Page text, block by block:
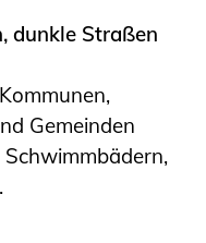
dunkle Straßen
Gemeinden